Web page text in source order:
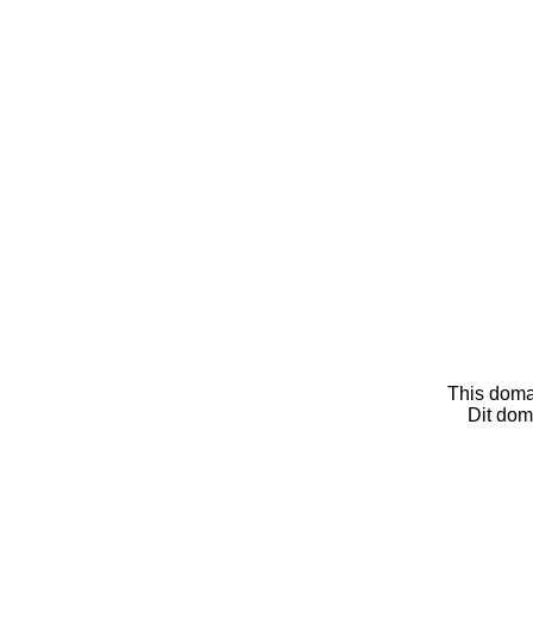
This
Dit